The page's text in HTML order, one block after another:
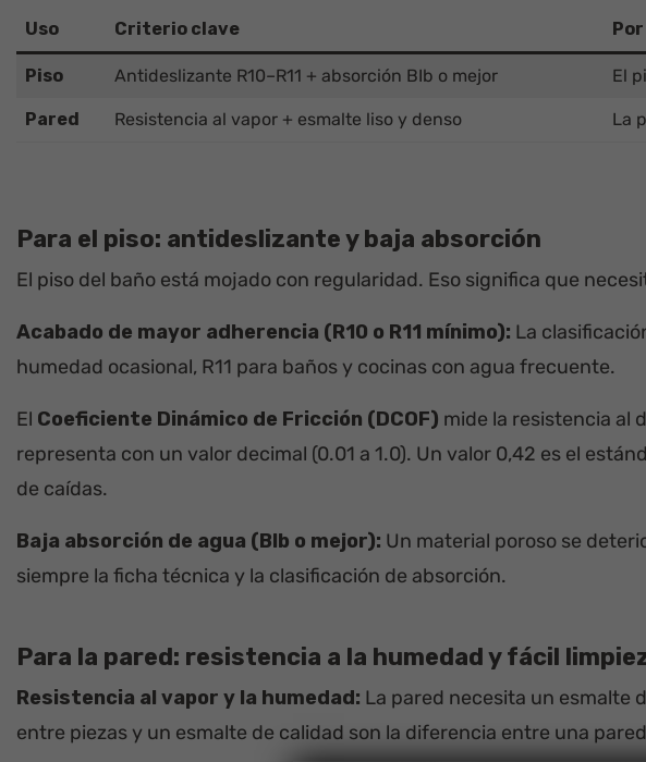
Uso Criterio clave
Piso Antideslizante R10–R11 + absorción BIb o mejor El
Pared Resistencia al vapor + esmalte liso y denso La
Para el piso: antideslizante y baja absorción
El piso del baño está mojado con regularidad. Eso significa que
Acabado de mayor adherencia (R10 o R11 mínimo): La
humedad ocasional, R11 para baños y cocinas con agua frecuente.
El Coeficiente Dinámico de Fricción (DCOF) mide la resistencia al
representa con un valor decimal (0.01 a 1.0). Un valor 0,42 es el
de caídas.
Baja absorción de agua (BIb o mejor): Un material poroso se
siempre la ficha técnica y la clasificación de absorción.
Para la pared: resistencia a la humedad y fácil
Resistencia al vapor y la humedad: La pared necesita un esmalte
entre piezas y un esmalte de calidad son la diferencia entre una